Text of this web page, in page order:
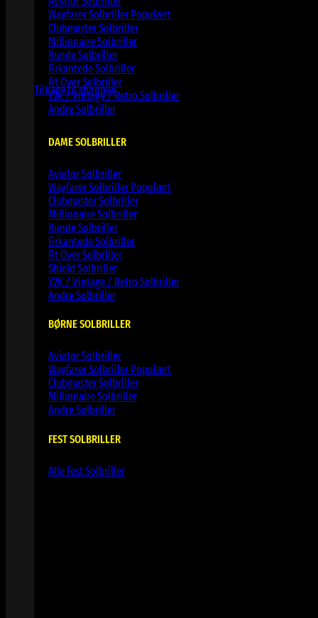
Ingen varer i kurven.
Tilbage til shoppen
Wayfarer Solbriller
Clubmaster Solbriller
Millionaire Solbriller
Runde Solbriller
Firkantede Solbriller
Fit Over Solbriller
Y2K / Vintage / Retro Solbriller
Andre Solbriller
DAME SOLBRILLER
Aviator Solbriller
Wayfarer Solbriller
Clubmaster Solbriller
Millionaire Solbriller
Runde Solbriller
Firkantede Solbriller
Fit Over Solbriller
Shield Solbriller
Y2K / Vintage / Retro Solbriller
Andre Solbriller
BØRNE SOLBRILLER
Aviator Solbriller
Wayfarer Solbriller
Clubmaster Solbriller
Millionaire Solbriller
Andre Solbriller
FEST SOLBRILLER
Alle Fest Solbriller